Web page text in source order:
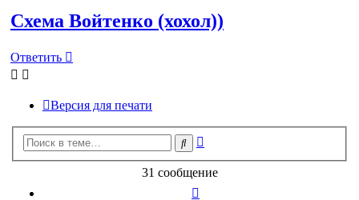
Схема Войтенко (хохол))
Ответить
Версия для печати
Поиск
31 сообщение